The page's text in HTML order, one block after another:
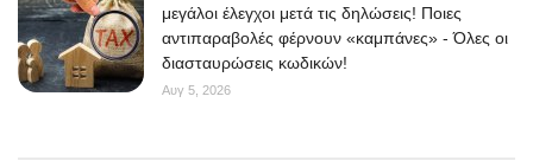
μεγάλοι έλεγχοι μετά τις δηλώσεις! Ποιες
αντιπαραβολές φέρνουν «καμπάνες» - Όλες οι
διασταυρώσεις κωδικών!
Αυγ 5, 2026